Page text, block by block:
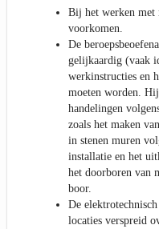
Bij het werken met
voorkomen.
De
gelijkaardig (vaak
werkinstructies en
moeten worden.
handelingen
zoals het maken
in stenen muren
installatie en het
het doorboren van
boor.
De
locaties verspreid